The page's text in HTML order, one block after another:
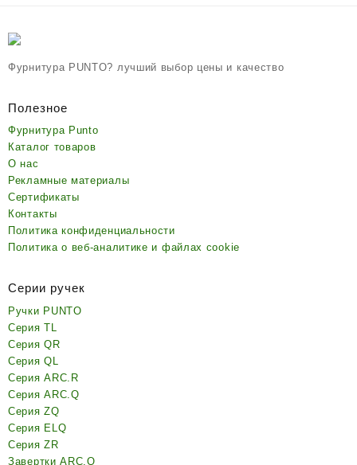
Фурнитура PUNTO? лучший выбор цены и качество
Полезное
Фурнитура Punto
Каталог товаров
О нас
Рекламные материалы
Сертификаты
Контакты
Политика конфиденциальности
Политика о веб-аналитике и файлах cookie
Серии ручек
Ручки PUNTO
Серия TL
Серия QR
Серия QL
Серия ARC.R
Серия ARC.Q
Серия ZQ
Серия ELQ
Серия ZR
Завертки ARC.Q